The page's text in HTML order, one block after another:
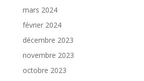
mars 2024
février 2024
décembre 2023
novembre 2023
octobre 2023